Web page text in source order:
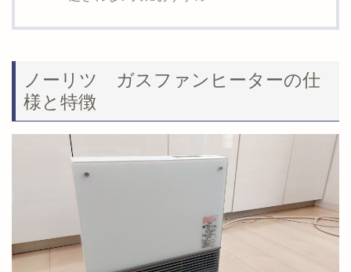
ノーリツ ガスファンヒーターの仕
様と特徴